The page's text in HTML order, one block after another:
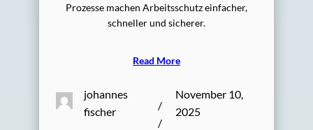
Prozesse machen Arbeitsschutz einfacher,
schneller und sicherer.
Read More
johannes
fischer
/
/
November 10,
2025